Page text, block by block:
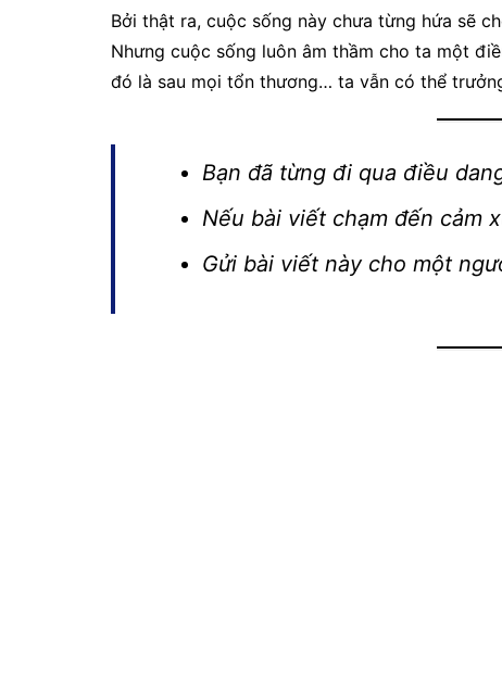
Bởi thật ra, cuộc sống này chưa từng hứa sẽ
Nhưng cuộc sống luôn âm thầm cho ta một
đó là sau mọi tổn thương… ta vẫn có thể
Bạn đã từng đi qua điều
Nếu bài viết chạm đến cảm
Gửi bài viết này cho một